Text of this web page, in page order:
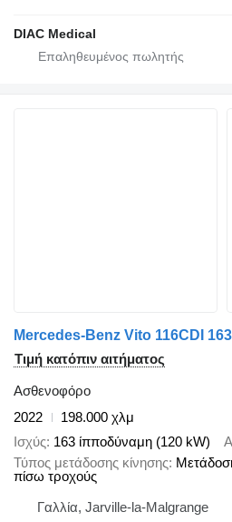
DIAC Medical
Τιμή κατόπιν αιτήματος
Ασθενοφόρο
2022
198.000 χλμ
Ισχύς 163 ίπποδύναμη (120 kW)
Τύπος μετάδοσης κίνησης
πίσω τροχούς
Γαλλία, Jarville-la-Malgrange